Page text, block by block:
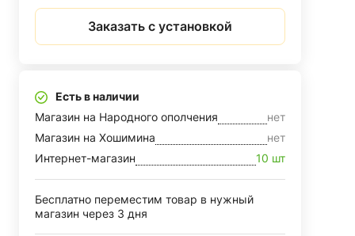
Заказать с установкой
Есть в наличии
Магазин на Народного ополчения
нет
Магазин на Хошимина
нет
Интернет-магазин
10 шт
Бесплатно переместим товар в нужный
магазин через 3 дня